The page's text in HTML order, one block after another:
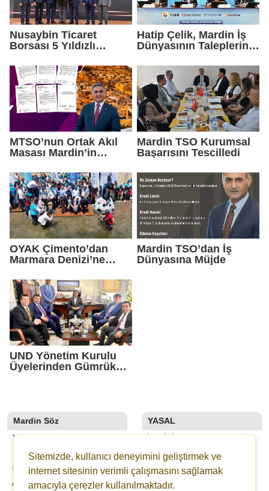
Nusaybin Ticaret
Borsası 5 Yıldızlı
Yeniden Aldı
Hatip Çelik, Mardin İş
Dünyasının Taleplerini
Taşıdı
MTSO’nun Ortak Akıl
Masası Mardin’in
Şekillendirdi
Mardin TSO Kurumsal
Başarısını Tescilledi
OYAK Çimento’dan
Marmara Denizi’ne
Yatırımı
Mardin TSO’dan İş
Dünyasına Müjde
UND Yönetim Kurulu
Üyelerinden Gümrük
Mardin Söz
YAZARLAR
SON DAKİKA
GALERİLER
ANKETLER
YASAL
İLETIŞIM
KÜNYE
YAYIN İLKELERI
KURALLAR
Sitemizde, kullanıcı deneyimini geliştirmek ve
internet sitesinin verimli çalışmasını sağlamak
amacıyla çerezler kullanılmaktadır.